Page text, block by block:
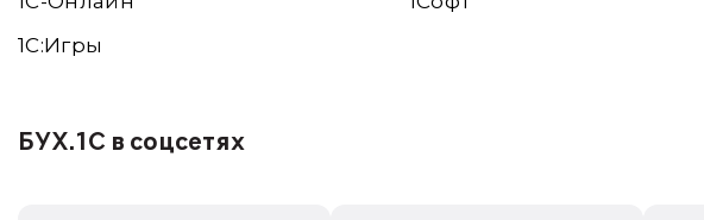
1C:Игры
БУХ.1С в соцсетях